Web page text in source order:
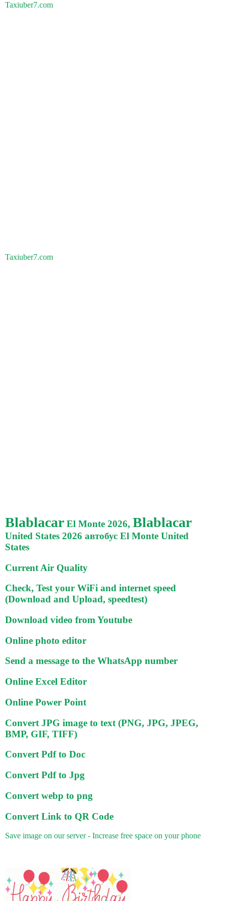
Taxiuber7.com
Taxiuber7.com
Blablacar El Monte 2026, Blablacar
United States 2026 автобус El Monte United
States
Current Air Quality
Check, Test your WiFi and internet speed
(Download and Upload, speedtest)
Download video from Youtube
Online photo editor
Send a message to the WhatsApp number
Online Excel Editor
Online Power Point
Convert JPG image to text (PNG, JPG, JPEG,
BMP, GIF, TIFF)
Convert Pdf to Doc
Convert Pdf to Jpg
Convert webp to png
Convert Link to QR Code
Save image on our server - Increase free space on your phone